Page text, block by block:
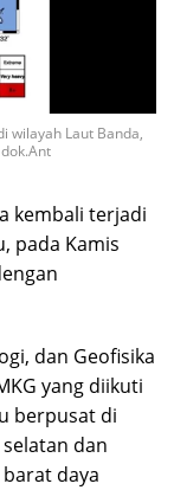
wilayah Laut Banda,
kembali terjadi
pada Kamis
dan Geofisika
yang diikuti
berpusat di
dan
daya